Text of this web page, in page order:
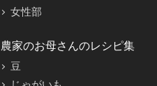
女性部
農家のお母さんのレシピ集
豆